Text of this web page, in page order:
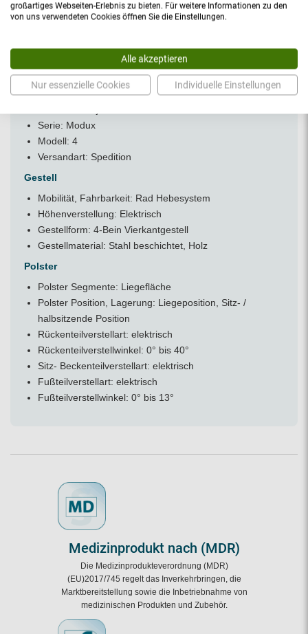
Einsatzbereich: Therapie & Reha, Pflege
Sitz- Beckenteilverstellwinkel: 0° bis 70°
Eigenschaften, Kriterien: Mobil (Laufrollen /
Rädergestell), Extra tief (≤ 50cm) / barrierefreier
Aufstieg
Serie: Modux
Modell: 4
Versandart: Spedition
Gestell
Mobilität, Fahrbarkeit: Rad Hebesystem
Höhenverstellung: Elektrisch
Gestellform: 4-Bein Vierkantgestell
Gestellmaterial: Stahl beschichtet, Holz
Polster
Polster Segmente: Liegefläche
Polster Position, Lagerung: Liegeposition, Sitz- /
halbsitzende Position
Rückenteilverstellart: elektrisch
Rückenteilverstellwinkel: 0° bis 40°
Sitz- Beckenteilverstellart: elektrisch
Fußteilverstellart: elektrisch
Fußteilverstellwinkel: 0° bis 13°
Medizinprodukt nach (MDR)
Die Medizinprodukteverordnung (MDR)
(EU)2017/745 regelt das Inverkehrbringen, die
Marktbereitstellung sowie die Inbetriebnahme von
medizinischen Produkten und Zubehör.
großartiges Webseiten-Erlebnis zu bieten. Für weitere Informationen zu den
von uns verwendeten Cookies öffnen Sie die Einstellungen.
Alle akzeptieren
Nur essenzielle Cookies Individuelle Einstellungen